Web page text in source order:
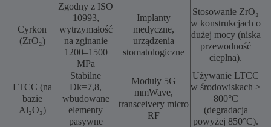
Cyrkon
(ZrO₂)
Zgodny z ISO
10993,
wytrzymałość
na zginanie
1200–1500
MPa
Implanty
medyczne,
urządzenia
stomatologiczne
Stosowanie ZrO₂
w konstrukcjach o
dużej mocy (niska
przewodność
cieplna).
LTCC (na
bazie
Al₂O₃)
Stabilne
Dk=7,8,
wbudowane
elementy
pasywne
Moduły 5G
mmWave,
transceivery micro
RF
Używanie LTCC
w środowiskach >
800°C
(degradacja
powyżej 850°C).